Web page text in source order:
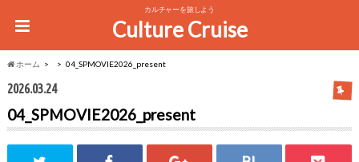
カルチャーを旅しよう
Culture Cruise
ホーム 04_SPMOVIE2026_present
2026.03.24
04_SPMOVIE2026_present